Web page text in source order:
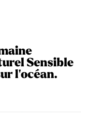
Sensible
l'océan.